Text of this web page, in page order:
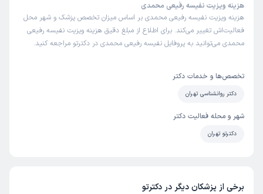
هزینه ویزیت نفیسه رفیعی محمدی
هزینه ویزیت نفیسه رفیعی محمدی بر اساس میزان تخصص پزشک و شهر محل
فعالیت‌اش تغییر می‌کند. برای اطلاع از مبلغ دقیق هزینه ویزیت نفیسه رفیعی
محمدی می‌توانید به پروفایل نفیسه رفیعی محمدی در دکترتو مراجعه کنید.
تخصص‌ها و خدمات دکتر
دکتر روانشناسی تهران
شهر و محله فعالیت دکتر
دکترتو تهران
برخی از پزشکان دیگر در دکترتو